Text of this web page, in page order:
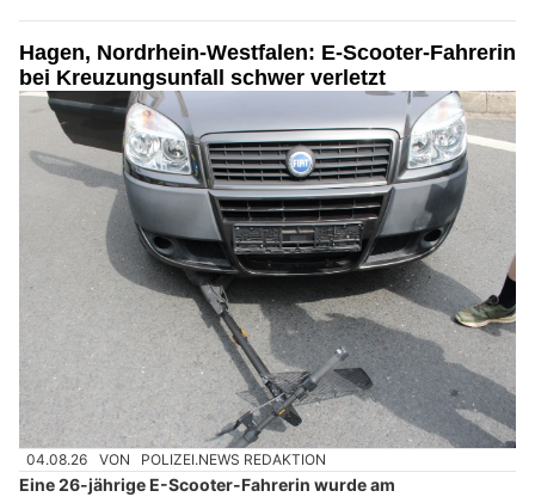
Hagen, Nordrhein-Westfalen: E-Scooter-Fahrerin
bei Kreuzungsunfall schwer verletzt
04.08.26 VON POLIZEI.NEWS REDAKTION
Eine 26-jährige E-Scooter-Fahrerin wurde am